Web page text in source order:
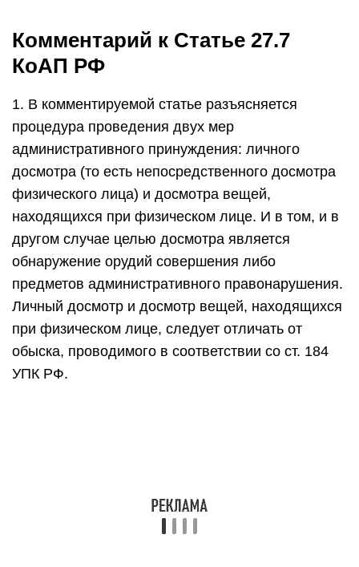
Комментарий к Статье 27.7
КоАП РФ
1. В комментируемой статье разъясняется
процедура проведения двух мер
административного принуждения: личного
досмотра (то есть непосредственного досмотра
физического лица) и досмотра вещей,
находящихся при физическом лице. И в том, и в
другом случае целью досмотра является
обнаружение орудий совершения либо
предметов административного правонарушения.
Личный досмотр и досмотр вещей, находящихся
при физическом лице, следует отличать от
обыска, проводимого в соответствии со ст. 184
УПК РФ.